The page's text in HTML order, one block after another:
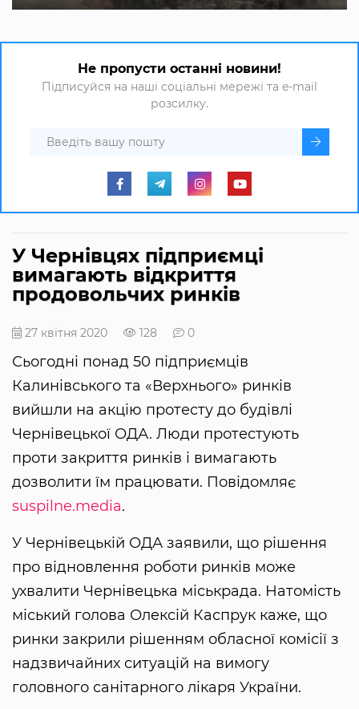
Не пропусти останні новини!
Підписуйся на наші соціальні мережі та e-mail
розсилку.
У Чернівцях підприємці
вимагають відкриття
продовольчих ринків
27 квітня 2020 128 0
Сьогодні понад 50 підприємців
Калинівського та «Верхнього» ринків
вийшли на акцію протесту до будівлі
Чернівецької ОДА. Люди протестують
проти закриття ринків і вимагають
дозволити їм працювати. Повідомляє
suspilne.media.
У Чернівецькій ОДА заявили, що рішення
про відновлення роботи ринків може
ухвалити Чернівецька міськрада. Натомість
міський голова Олексій Каспрук каже, що
ринки закрили рішенням обласної комісії з
надзвичайних ситуацій на вимогу
головного санітарного лікаря України.